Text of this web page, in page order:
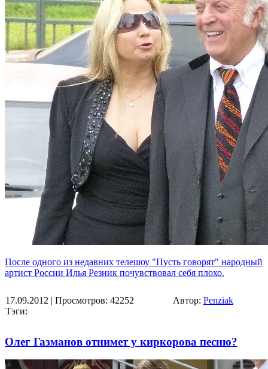
После одного из недавних телешоу "Пусть говорят" народный
артист России Илья Резник почувствовал себя плохо.
17.09.2012 | Просмотров: 42252
Тэги:
Автор: Penziak
Олег Газманов отнимет у киркорова песню?